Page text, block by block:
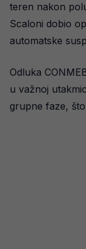
teren nakon
Scaloni dobio
automatske
Odluka
u važnoj
grupne faze,